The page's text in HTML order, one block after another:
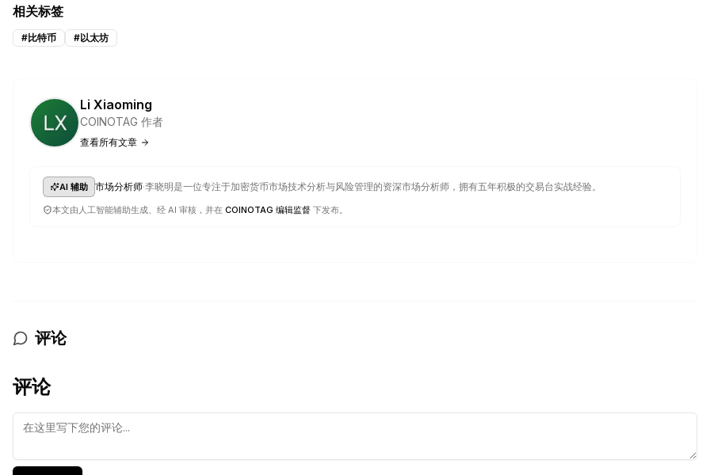
相关标签
#比特币 #以太坊
Li Xiaoming
COINOTAG 作者
查看所有文章
AI 辅助 市场分析师·李晓明是一位专注于加密货币市场技术分析与风险管理的资深市场分析师，拥有五年积极的交易台实战经验。
本文由人工智能辅助生成、经 AI 审核，并在 COINOTAG 编辑监督 下发布。
评论
评论